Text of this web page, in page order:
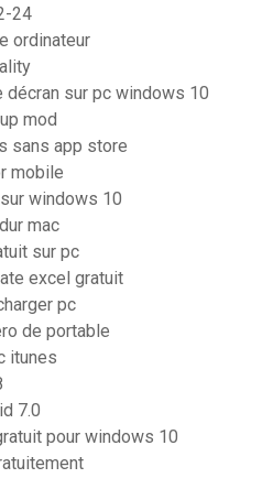
24
ordinateur
décran sur pc windows 10
mod
sans app store
mobile
windows 10
mac
sur pc
excel gratuit
pc
de portable
itunes
7.0
pour windows 10